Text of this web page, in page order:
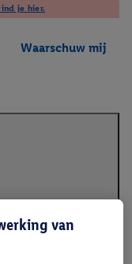
je hier.
Waarschuw mij
van